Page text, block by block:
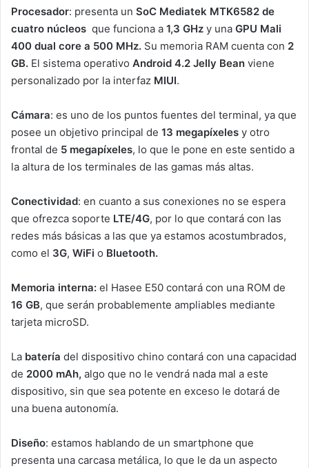
Procesador: presenta un SoC Mediatek MTK6582 de
cuatro núcleos que funciona a 1,3 GHz y una GPU Mali
400 dual core a 500 MHz. Su memoria RAM cuenta con 2
GB. El sistema operativo Android 4.2 Jelly Bean viene
personalizado por la interfaz MIUI.
Cámara: es uno de los puntos fuentes del terminal, ya que
posee un objetivo principal de 13 megapíxeles y otro
frontal de 5 megapíxeles, lo que le pone en este sentido a
la altura de los terminales de las gamas más altas.
Conectividad: en cuanto a sus conexiones no se espera
que ofrezca soporte LTE/4G, por lo que contará con las
redes más básicas a las que ya estamos acostumbrados,
como el 3G, WiFi o Bluetooth.
Memoria interna: el Hasee E50 contará con una ROM de
16 GB, que serán probablemente ampliables mediante
tarjeta microSD.
La batería del dispositivo chino contará con una capacidad
de 2000 mAh, algo que no le vendrá nada mal a este
dispositivo, sin que sea potente en exceso le dotará de
una buena autonomía.
Diseño: estamos hablando de un smartphone que
presenta una carcasa metálica, lo que le da un aspecto